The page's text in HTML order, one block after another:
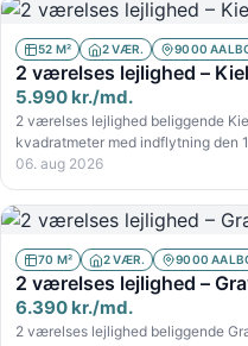
52 M² 2 VÆR. 9000
2 værelses lejlighed –
5.990 kr./md.
2 værelses lejlighed beliggende
kvadratmeter med indflytning den
06. aug 2026
70 M² 2 VÆR. 9000
2 værelses lejlighed –
6.390 kr./md.
2 værelses lejlighed beliggende